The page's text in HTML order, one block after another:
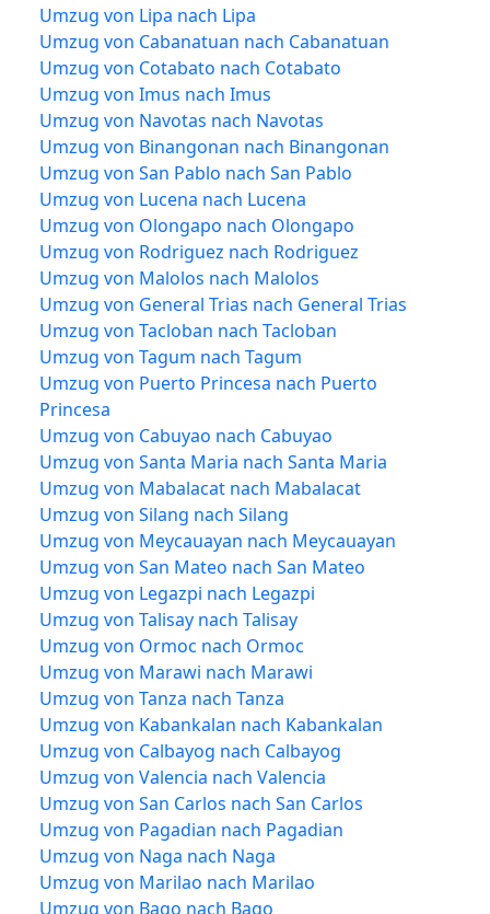
Umzug von Lipa nach Lipa
Umzug von Cabanatuan nach Cabanatuan
Umzug von Cotabato nach Cotabato
Umzug von Imus nach Imus
Umzug von Navotas nach Navotas
Umzug von Binangonan nach Binangonan
Umzug von San Pablo nach San Pablo
Umzug von Lucena nach Lucena
Umzug von Olongapo nach Olongapo
Umzug von Rodriguez nach Rodriguez
Umzug von Malolos nach Malolos
Umzug von General Trias nach General Trias
Umzug von Tacloban nach Tacloban
Umzug von Tagum nach Tagum
Umzug von Puerto Princesa nach Puerto
Princesa
Umzug von Cabuyao nach Cabuyao
Umzug von Santa Maria nach Santa Maria
Umzug von Mabalacat nach Mabalacat
Umzug von Silang nach Silang
Umzug von Meycauayan nach Meycauayan
Umzug von San Mateo nach San Mateo
Umzug von Legazpi nach Legazpi
Umzug von Talisay nach Talisay
Umzug von Ormoc nach Ormoc
Umzug von Marawi nach Marawi
Umzug von Tanza nach Tanza
Umzug von Kabankalan nach Kabankalan
Umzug von Calbayog nach Calbayog
Umzug von Valencia nach Valencia
Umzug von San Carlos nach San Carlos
Umzug von Pagadian nach Pagadian
Umzug von Naga nach Naga
Umzug von Marilao nach Marilao
Umzug von Bago nach Bago